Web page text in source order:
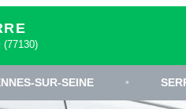
(77130)
• SERRURIER 77130